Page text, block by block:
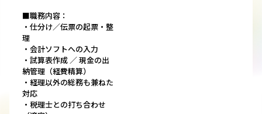
■職務内容：
・仕分け／伝票の起票・整
理
・会計ソフトへの入力
・試算表作成 ／ 現金の出
納管理（経費精算）
・経理以外の総務も兼ねた
対応
・税理士との打ち合わせ